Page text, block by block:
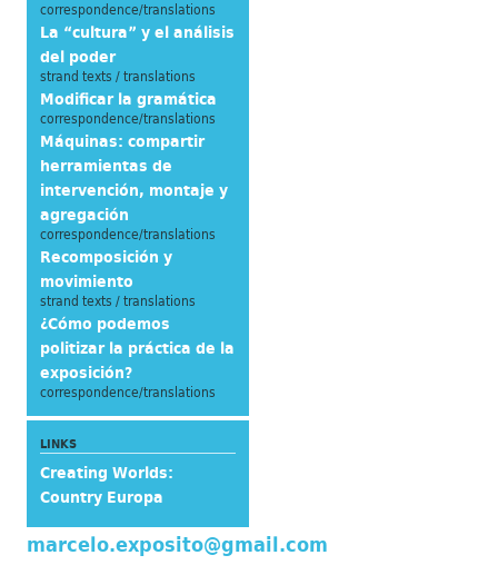
correspondence/translations
La “cultura” y el análisis
del poder
strand texts / translations
Modificar la gramática
correspondence/translations
Máquinas: compartir
herramientas de
intervención, montaje y
agregación
correspondence/translations
Recomposición y
movimiento
strand texts / translations
¿Cómo podemos
politizar la práctica de la
exposición?
correspondence/translations
LINKS
Creating Worlds:
Country Europa
marcelo.exposito@gmail.com